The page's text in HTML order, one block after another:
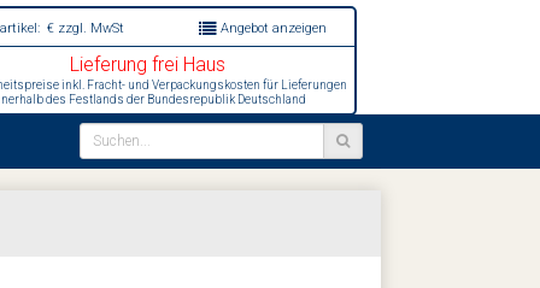
€ zzgl. MwSt Angebot anzeigen
Lieferung frei Haus
inkl. Fracht- und Verpackungskosten für Lieferungen
des Festlands der Bundesrepublik Deutschland